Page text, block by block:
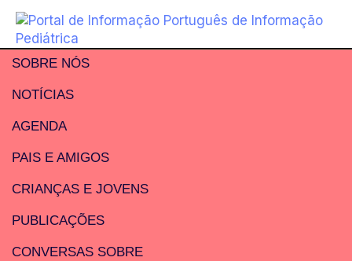
SOBRE NÓS
NOTÍCIAS
AGENDA
PAIS E AMIGOS
CRIANÇAS E JOVENS
PUBLICAÇÕES
CONVERSAS SOBRE